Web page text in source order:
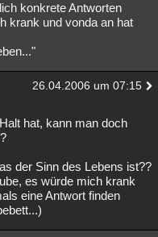
konkrete Antworten
krank und vonda an hat
26.04.2006 um 07:15
hat, kann man doch
der Sinn des Lebens ist??
es würde mich krank
eine Antwort finden